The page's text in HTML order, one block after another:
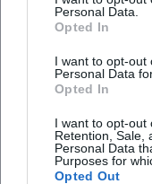
Personal Data.
Opted In
I want to opt-out
Personal Data
Opted In
I want to opt-out
Retention, Sale,
Personal Data
Purposes for
Opted Out